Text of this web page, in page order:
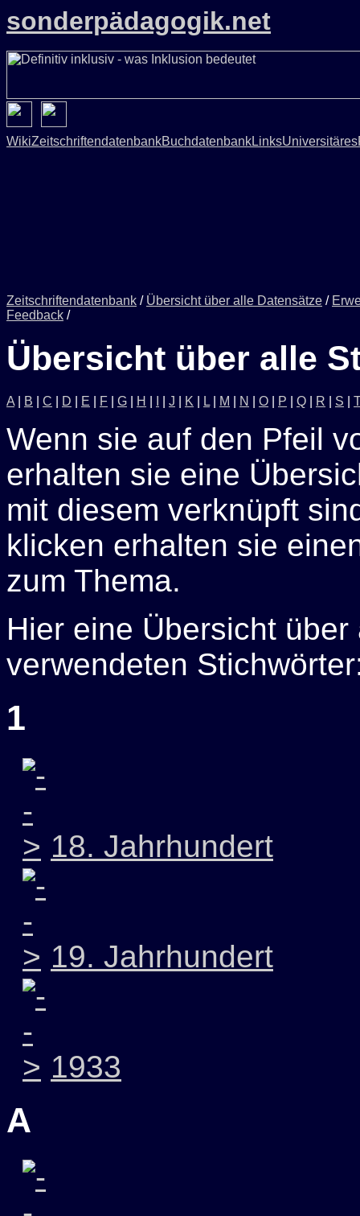
sonderpädagogik.net
WikiZeitschriftendatenbankBuchdatenbankLinksUniversitäres
Zeitschriftendatenbank / Übersicht über alle Datensätze /
Feedback /
Übersicht über alle
A B C D E F G H J K L M N O P Q R S
Wenn sie auf den Pfeil
erhalten sie eine
mit diesem verknüpft
klicken erhalten sie
zum Thema.
Hier eine Übersicht
verwendeten
1
18. Jahrhundert
19. Jahrhundert
1933
A